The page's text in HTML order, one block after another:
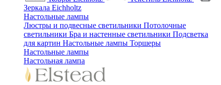
Зеркала Eichholtz
Настольные лампы
Люстры и подвесные светильники Потолочные
светильники Бра и настенные светильники Подсветка
для картин Настольные лампы Торшеры
Настольные лампы
Настольная лампа